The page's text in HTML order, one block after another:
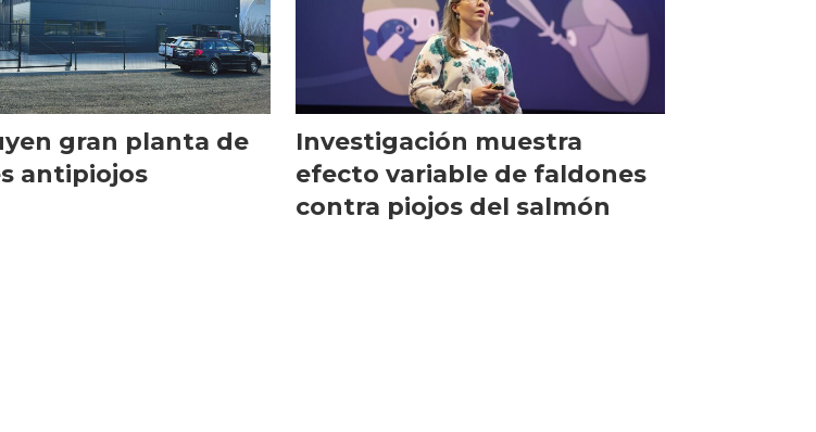
gran planta de
antipiojos
Investigación muestra
efecto variable de faldones
contra piojos del salmón